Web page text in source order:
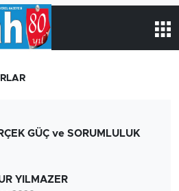
GÜÇ ve SORUMLULUK
YILMAZER